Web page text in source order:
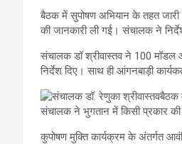
बैठक में सुपोषण अभियान के तहत
की जानकारी ली गई। संचालक ने
संचालक डॉ श्रीवास्तव ने 100 मॉडल
निर्देश दिए। साथ ही आंगनबाड़ी
बैठक
संचालक ने भुगतान में किसी प्रकार की
कुपोषण मुक्ति कार्यक्रम के अंतर्गत